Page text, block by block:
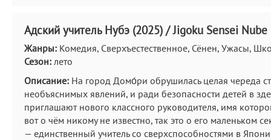
Адский учитель Нубэ (2025) / Jigoku Sensei Nube
Жанры: Комедия, Сверхъестественное, Сёнен, Ужасы,
Сезон: лето
Описание: На город Домо́ри обрушилась целая череда
необъяснимых явлений, и ради безопасности детей в
приглашают нового классного руководителя, имя
вот о чём никому не известно, так это о его маленьком
— единственный учитель со сверхспособностями в